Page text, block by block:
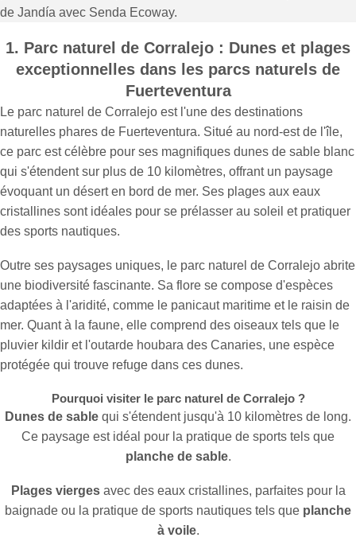
de Jandía avec Senda Ecoway.
1. Parc naturel de Corralejo : Dunes et plages
exceptionnelles dans les parcs naturels de
Fuerteventura
Le parc naturel de Corralejo est l'une des destinations
naturelles phares de Fuerteventura. Situé au nord-est de l'île,
ce parc est célèbre pour ses magnifiques dunes de sable blanc
qui s'étendent sur plus de 10 kilomètres, offrant un paysage
évoquant un désert en bord de mer. Ses plages aux eaux
cristallines sont idéales pour se prélasser au soleil et pratiquer
des sports nautiques.
Outre ses paysages uniques, le parc naturel de Corralejo abrite
une biodiversité fascinante. Sa flore se compose d'espèces
adaptées à l'aridité, comme le panicaut maritime et le raisin de
mer. Quant à la faune, elle comprend des oiseaux tels que le
pluvier kildir et l'outarde houbara des Canaries, une espèce
protégée qui trouve refuge dans ces dunes.
Pourquoi visiter le parc naturel de Corralejo ?
Dunes de sable qui s'étendent jusqu'à 10 kilomètres de long.
Ce paysage est idéal pour la pratique de sports tels que
planche de sable.
Plages viergesavec des eaux cristallines, parfaites pour la
baignade ou la pratique de sports nautiques tels que planche
à voile.